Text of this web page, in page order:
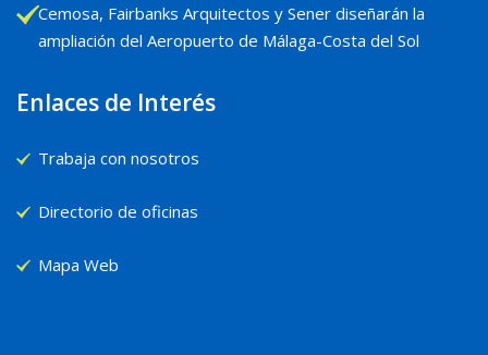
Cemosa, Fairbanks Arquitectos y Sener diseñarán la
ampliación del Aeropuerto de Málaga-Costa del Sol
Enlaces de Interés
Trabaja con nosotros
Directorio de oficinas
Mapa Web